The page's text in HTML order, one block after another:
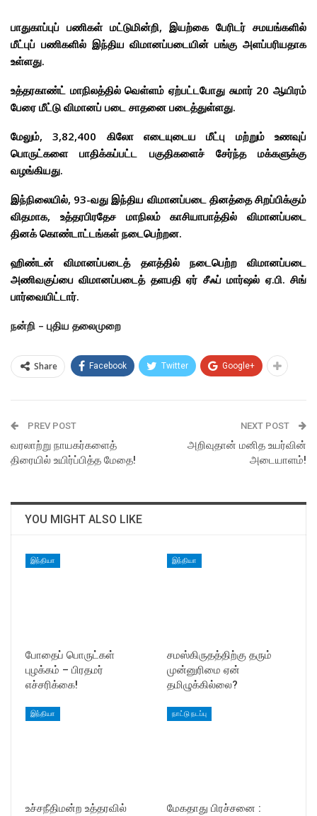
பாதுகாப்புப் பணிகள் மட்டுமின்றி, இயற்கை பேரிடர் சமயங்களில்
மீட்புப் பணிகளில் இந்திய விமானப்படையின் பங்கு அளப்பரியதாக
உள்ளது.
உத்தரகாண்ட் மாநிலத்தில் வெள்ளம் ஏற்பட்டபோது சுமார் 20 ஆயிரம்
பேரை மீட்டு விமானப் படை சாதனை படைத்துள்ளது.
மேலும், 3,82,400 கிலோ எடையுடைய மீட்பு மற்றும் உணவுப்
பொருட்களை பாதிக்கப்பட்ட பகுதிகளைச் சேர்ந்த மக்களுக்கு
வழங்கியது.
இந்நிலையில், 93-வது இந்திய விமானப்படை தினத்தை சிறப்பிக்கும்
விதமாக, உத்தரபிரதேச மாநிலம் காசியாபாத்தில் விமானப்படை
தினக் கொண்டாட்டங்கள் நடைபெற்றன.
ஹிண்டன் விமானப்படைத் தளத்தில் நடைபெற்ற விமானப்படை
அணிவகுப்பை விமானப்படைத் தளபதி ஏர் சீஃப் மார்ஷல் ஏ.பி. சிங்
பார்வையிட்டார்.
நன்றி – புதிய தலைமுறை
Share Facebook Twitter Google+
PREV POST
வரலாற்று நாயகர்களைத்
திரையில் உயிர்ப்பித்த மேதை!
NEXT POST
அறிவுதான் மனித உயர்வின்
அடையாளம்!
YOU MIGHT ALSO LIKE
இந்தியா
போதைப் பொருட்கள்
புழக்கம் – பிரதமர்
எச்சரிக்கை!
இந்தியா
சமஸ்கிருதத்திற்கு தரும்
முன்னுரிமை ஏன்
தமிழுக்கில்லை?
இந்தியா
உச்சநீதிமன்ற உத்தரவில்
நாட்டு நடப்பு
மேகதாது பிரச்சனை :